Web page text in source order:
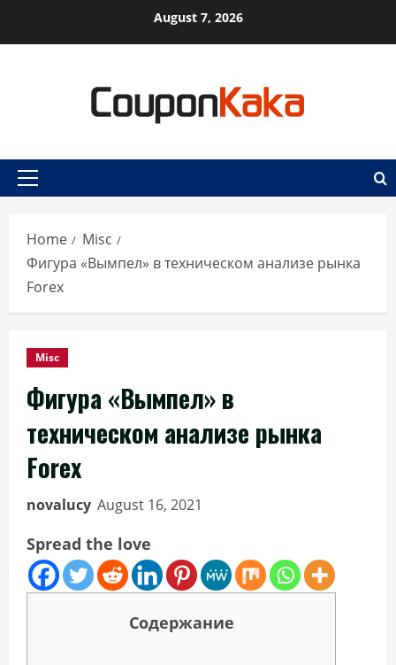
August 7, 2026
Primary
Home
Misc
Фигура «Вымпел» в техническом анализе рынка
Forex
Misc
Фигура «Вымпел» в
техническом анализе рынка
Forex
novalucy August 16, 2021
Spread the love
Содержание